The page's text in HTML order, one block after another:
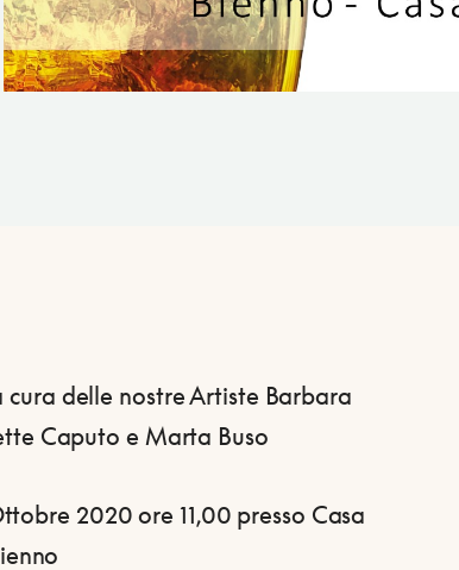
delle nostre Artiste Barbara
Caputo e Marta Buso
2020 ore 11,00 presso Casa